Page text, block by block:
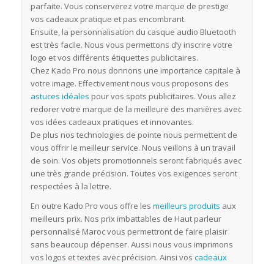
parfaite. Vous conserverez votre marque de prestige
vos cadeaux pratique et pas encombrant.
Ensuite, la personnalisation du casque audio Bluetooth
est très facile. Nous vous permettons d’y inscrire votre
logo et vos différents étiquettes publicitaires.
Chez Kado Pro nous donnons une importance capitale à
votre image. Effectivement nous vous proposons des
astuces idéales pour vos spots publicitaires. Vous allez
redorer votre marque de la meilleure des manières avec
vos idées cadeaux pratiques et innovantes.
De plus nos technologies de pointe nous permettent de
vous offrir le meilleur service. Nous veillons à un travail
de soin. Vos objets promotionnels seront fabriqués avec
une très grande précision. Toutes vos exigences seront
respectées à la lettre.
En outre Kado Pro vous offre les meilleurs produits aux
meilleurs prix. Nos prix imbattables de Haut parleur
personnalisé Maroc vous permettront de faire plaisir
sans beaucoup dépenser. Aussi nous vous imprimons
vos logos et textes avec précision. Ainsi vos cadeaux